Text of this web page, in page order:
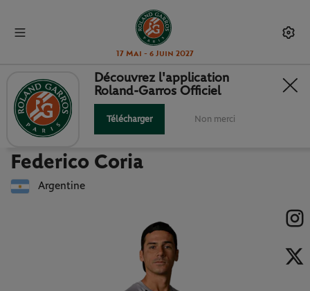
17 Mai - 6 Juin 2027
Retour à la liste des joueuses et joueurs
FEDERICO CORIA : FICHE JOUEUR
Federico Coria
Argentine
Découvrez l'application
Roland-Garros Officiel
Télécharger Non merci